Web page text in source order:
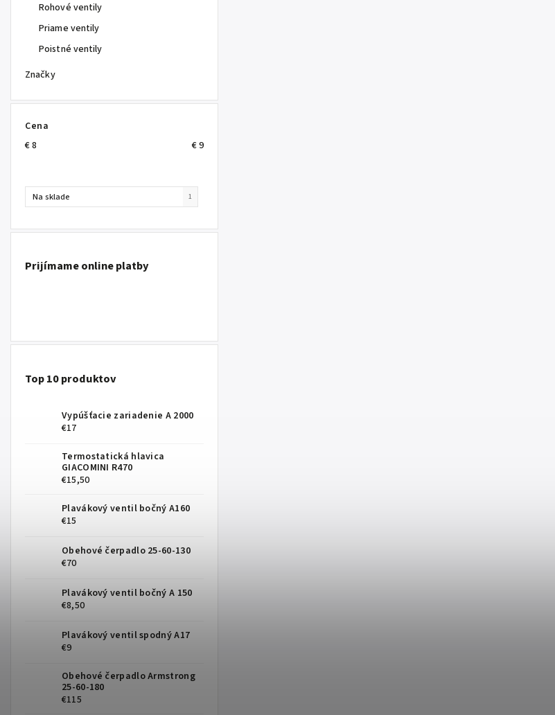
Rohové ventily
Priame ventily
Poistné ventily
Značky
Cena
€8 €9
Na sklade 1
Prijímame online platby
Top 10 produktov
Vypúšťacie zariadenie A 2000
€17
Termostatická hlavica
GIACOMINI R470
€15,50
Plavákový ventil bočný A160
€15
Obehové čerpadlo 25-60-130
€70
Plavákový ventil bočný A 150
€8,50
Plavákový ventil spodný A17
€9
Obehové čerpadlo Armstrong
25-60-180
€115